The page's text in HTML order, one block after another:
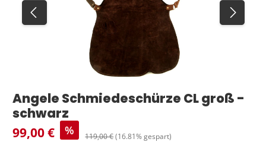
Angele Schmiedeschürze CL groß -
schwarz
Verkaufspreis:
99,00 € % Regulärer Preis:
119,00 €(16.81% gespart)